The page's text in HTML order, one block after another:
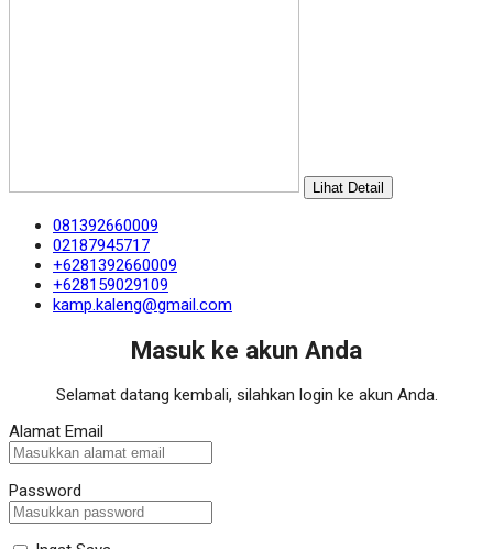
Lihat Detail
081392660009
02187945717
+6281392660009
+628159029109
kamp.kaleng@gmail.com
Masuk ke akun Anda
Selamat datang kembali, silahkan login ke akun Anda.
Alamat Email
Password